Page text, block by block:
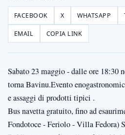
FACEBOOK X WHATSAPP
EMAIL COPIA LINK
Sabato 23 maggio - dalle ore 18:30
torna Bavinu.Evento
e assaggi di prodotti tipici .
Bus navetta gratuito, fino ad
Fondotoce - Feriolo - Villa Fedora)